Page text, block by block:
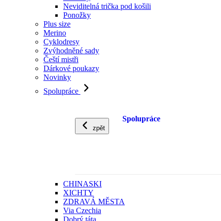
Neviditelná trička pod košili
Ponožky
Plus size
Merino
Cyklodresy
Zvýhodněné sady
Čeští mistři
Dárkové poukazy
Novinky
Spolupráce
zpět
Spolupráce
CHINASKI
XICHTY
ZDRAVÁ MĚSTA
Via Czechia
Dobrý táta